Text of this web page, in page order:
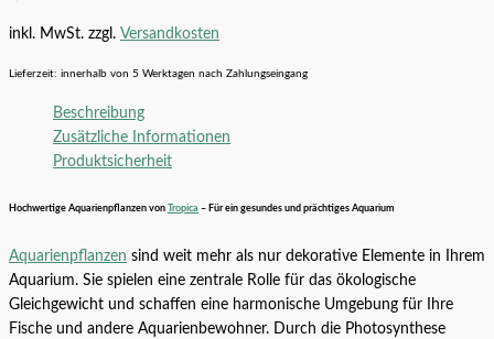
inkl. MwSt. zzgl. Versandkosten
Lieferzeit: innerhalb von 5 Werktagen nach Zahlungseingang
Beschreibung
Zusätzliche Informationen
Produktsicherheit
Hochwertige Aquarienpflanzen von Tropica – Für ein gesundes und prächtiges Aquarium
Aquarienpflanzen sind weit mehr als nur dekorative Elemente in Ihrem
Aquarium. Sie spielen eine zentrale Rolle für das ökologische
Gleichgewicht und schaffen eine harmonische Umgebung für Ihre
Fische und andere Aquarienbewohner. Durch die Photosynthese